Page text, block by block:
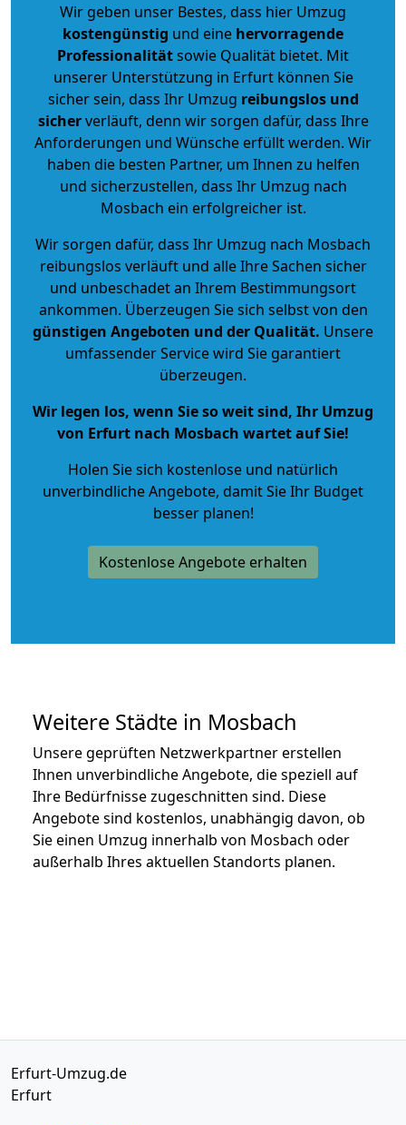
Wir geben unser Bestes, dass hier Umzug
kostengünstig und eine hervorragende
Professionalitätsowie Qualität bietet. Mit
unserer Unterstützung in Erfurt können Sie
sicher sein, dass Ihr Umzug reibungslos und
sicherverläuft, denn wir sorgen dafür, dass Ihre
Anforderungen und Wünsche erfüllt werden. Wir
haben die besten Partner, um Ihnen zu helfen
und sicherzustellen, dass Ihr Umzug nach
Mosbach ein erfolgreicher ist.
Wir sorgen dafür, dass Ihr Umzug nach Mosbach
reibungslos verläuft und alle Ihre Sachen sicher
und unbeschadet an Ihrem Bestimmungsort
ankommen. Überzeugen Sie sich selbst von den
günstigen Angeboten und der Qualität. Unsere
umfassender Service wird Sie garantiert
überzeugen.
Wir legen los, wenn Sie so weit sind, Ihr Umzug
von Erfurt nach Mosbach wartet auf Sie!
Holen Sie sich kostenlose und natürlich
unverbindliche Angebote, damit Sie Ihr Budget
besser planen!
Kostenlose Angebote erhalten
Weitere Städte in Mosbach
Unsere geprüften Netzwerkpartner erstellen
Ihnen unverbindliche Angebote, die speziell auf
Ihre Bedürfnisse zugeschnitten sind. Diese
Angebote sind kostenlos, unabhängig davon, ob
Sie einen Umzug innerhalb von Mosbach oder
außerhalb Ihres aktuellen Standorts planen.
Erfurt-Umzug.de
Erfurt